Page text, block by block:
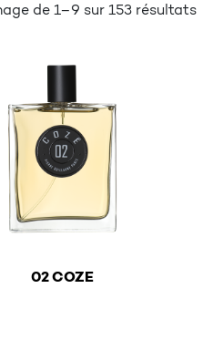
de 1–9 sur 153 résultats
02 COZE